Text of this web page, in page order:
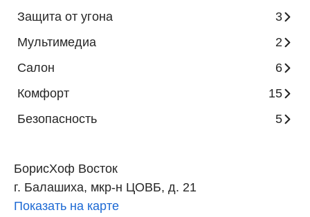
Защита от угона
3
Мультимедиа
2
Салон
6
Комфорт
15
Безопасность
5
БорисХоф Восток
г. Балашиха, мкр-н ЦОВБ, д. 21
Показать на карте